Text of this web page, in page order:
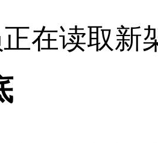
在读取新